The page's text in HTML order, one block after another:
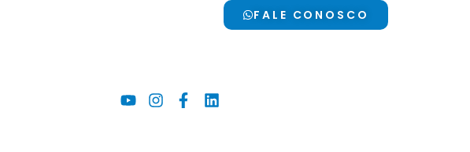
YoutubeInstagram
Facebook-
f
Linkedin
FALE CONOSCO